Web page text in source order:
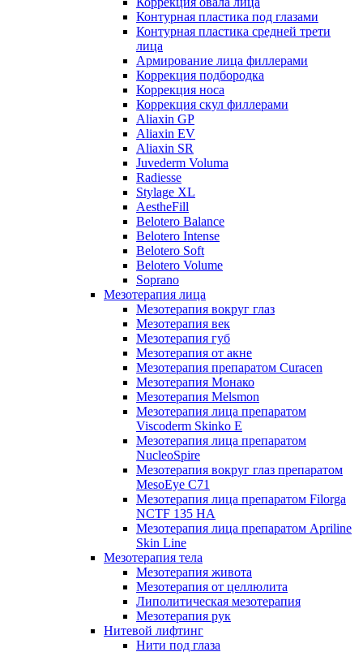
Контурная пластика под глазами
Контурная пластика средней трети
лица
Армирование лица филлерами
Коррекция подбородка
Коррекция носа
Коррекция скул филлерами
Aliaxin GP
Aliaxin EV
Aliaxin SR
Juvederm Voluma
Radiesse
Stylage XL
AestheFill
Belotero Balance
Belotero Intense
Belotero Soft
Belotero Volume
Soprano
Мезотерапия лица
Мезотерапия вокруг глаз
Мезотерапия век
Мезотерапия губ
Мезотерапия от акне
Мезотерапия препаратом Curacen
Мезотерапия Монако
Мезотерапия Melsmon
Мезотерапия лица препаратом
Viscoderm Skinko E
Мезотерапия лица препаратом
NucleoSpire
Мезотерапия вокруг глаз препаратом
MesoEye С71
Мезотерапия лица препаратом Filorga
NCTF 135 HA
Мезотерапия лица препаратом Apriline
Skin Line
Мезотерапия тела
Мезотерапия живота
Мезотерапия от целлюлита
Липолитическая мезотерапия
Мезотерапия рук
Нитевой лифтинг
Нити под глаза